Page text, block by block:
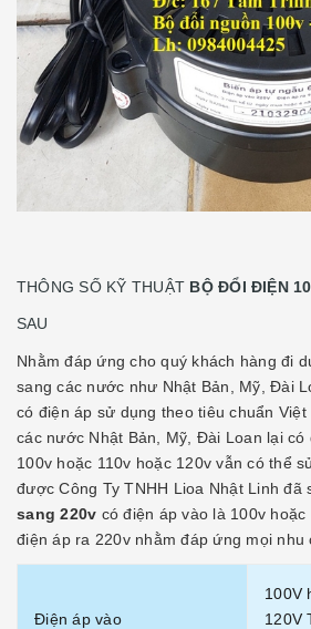
THÔNG SỐ KỸ THUẬT BỘ ĐỔI ĐIỆN
SAU
Nhằm đáp ứng cho quý khách hàng đi
sang các nước như Nhật Bản, Mỹ, Đài
có điện áp sử dụng theo tiêu chuẩn
các nước Nhật Bản, Mỹ, Đài Loan lại có
100v hoặc 110v hoặc 120v vẫn có thể
được Công Ty TNHH Lioa Nhật Linh đã
sang 220v có điện áp vào là 100v hoặc
điện áp ra 220v nhằm đáp ứng mọi nhu
Điện áp vào
100V
120V